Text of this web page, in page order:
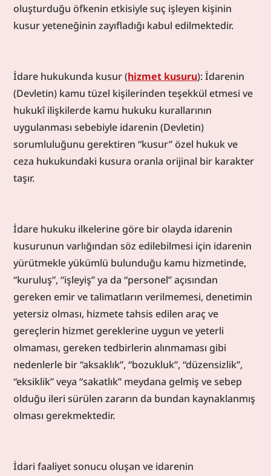
oluşturduğu öfkenin etkisiyle suç işleyen kişinin
kusur yeteneğinin zayıfladığı kabul edilmektedir.
İdare hukukunda kusur (hizmet kusuru): İdarenin
(Devletin) kamu tüzel kişilerinden teşekkül etmesi ve
hukukî ilişkilerde kamu hukuku kurallarının
uygulanması sebebiyle idarenin (Devletin)
sorumluluğunu gerektiren “kusur” özel hukuk ve
ceza hukukundaki kusura oranla orijinal bir karakter
taşır.
İdare hukuku ilkelerine göre bir olayda idarenin
kusurunun varlığından söz edilebilmesi için idarenin
yürütmekle yükümlü bulunduğu kamu hizmetinde,
“kuruluş”, “işleyiş” ya da “personel” açısından
gereken emir ve talimatların verilmemesi, denetimin
yetersiz olması, hizmete tahsis edilen araç ve
gereçlerin hizmet gereklerine uygun ve yeterli
olmaması, gereken tedbirlerin alınmaması gibi
nedenlerle bir “aksaklık”, “bozukluk”, “düzensizlik”,
“eksiklik” veya “sakatlık” meydana gelmiş ve sebep
olduğu ileri sürülen zararın da bundan kaynaklanmış
olması gerekmektedir.
İdari faaliyet sonucu oluşan ve idarenin